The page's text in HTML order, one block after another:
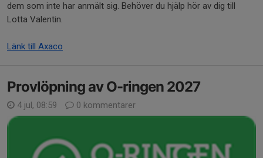
dem som inte har anmält sig. Behöver du hjälp hör av dig till
Lotta Valentin.
Länk till Axaco
Provlöpning av O-ringen 2027
4 jul, 08:59 0 kommentarer